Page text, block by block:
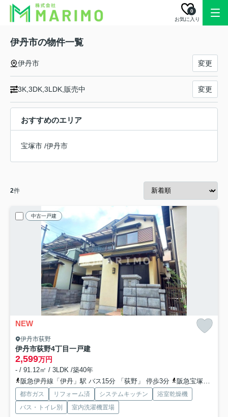
お気に入り
0
伊丹市の物件一覧
伊丹市 変更
3K,3DK,3LDK,販売中 変更
おすすめのエリア
宝塚市 /伊丹市
2件
中古一戸建
NEW
伊丹市荻野
伊丹市荻野4丁目一戸建
2,599万円
- / 91.12㎡ / 3LDK /築40年
阪急伊丹線「伊丹」駅 バス15分 「荻野」 停歩3分
阪急宝塚本線「山本」駅 徒歩27分
都市ガス リフォーム済 システムキッチン
浴室乾燥機
バス・トイレ別
室内洗濯機置場